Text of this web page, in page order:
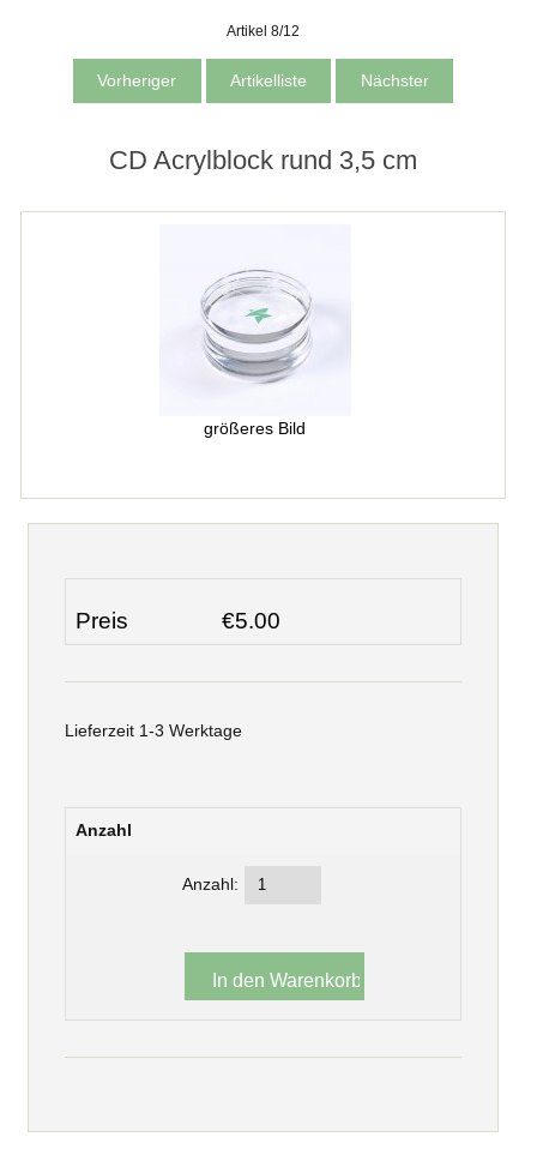
Artikel 8/12
Vorheriger Artikelliste Nächster
CD Acrylblock rund 3,5 cm
größeres Bild
Preis €5.00
Lieferzeit 1-3 Werktage
Anzahl
Anzahl: